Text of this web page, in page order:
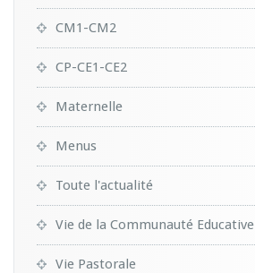
CM1-CM2
CP-CE1-CE2
Maternelle
Menus
Toute l'actualité
Vie de la Communauté Educative
Vie Pastorale